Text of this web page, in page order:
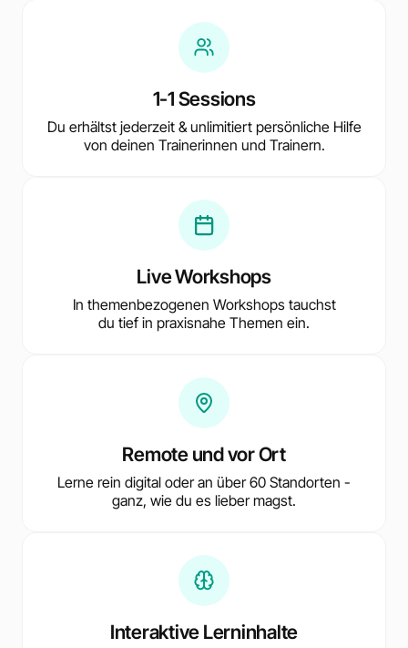
1-1 Sessions
Du erhältst jederzeit & unlimitiert persönliche Hilfe
von deinen Trainerinnen und Trainern.
Live Workshops
In themenbezogenen Workshops tauchst
du tief in praxisnahe Themen ein.
Remote und vor Ort
Lerne rein digital oder an über 60 Standorten -
ganz, wie du es lieber magst.
Interaktive Lerninhalte